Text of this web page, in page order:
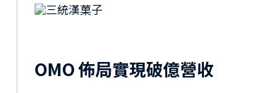
OMO 佈局實現破億營收